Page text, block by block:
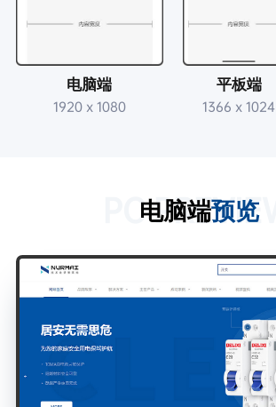
电脑端
1920 x 1080
平板端
1366 x 1024
电脑端预览
PC PREVIEW